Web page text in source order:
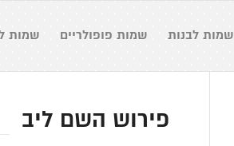
שמות לבנות שמות פופולריים שמות
פירוש השם ליב